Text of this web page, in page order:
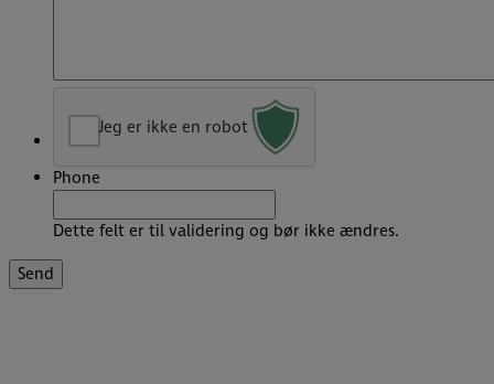
Jeg er ikke en robot
Phone
Dette felt er til validering og bør ikke ændres.